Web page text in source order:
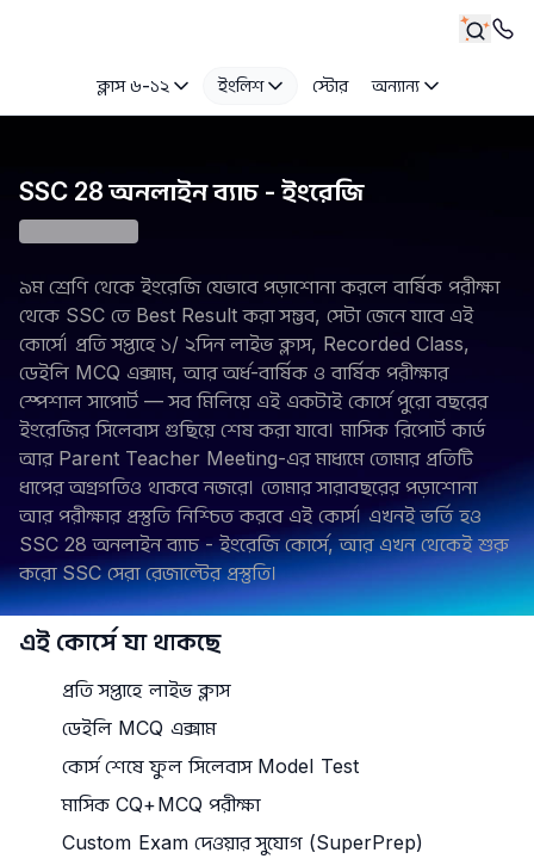
ক্লাস ৬-১২ ইংলিশ স্টোর অন্যান্য
SSC 28 অনলাইন ব্যাচ - ইংরেজি
৯ম শ্রেণি থেকে ইংরেজি যেভাবে পড়াশোনা করলে বার্ষিক পরীক্ষা
থেকে SSC তে Best Result করা সম্ভব, সেটা জেনে যাবে এই
কোর্সে। প্রতি সপ্তাহে ১/ ২দিন লাইভ ক্লাস, Recorded Class,
ডেইলি MCQ এক্সাম, আর অর্ধ-বার্ষিক ও বার্ষিক পরীক্ষার
স্পেশাল সাপোর্ট — সব মিলিয়ে এই একটাই কোর্সে পুরো বছরের
ইংরেজির সিলেবাস গুছিয়ে শেষ করা যাবে। মাসিক রিপোর্ট কার্ড
আর Parent Teacher Meeting-এর মাধ্যমে তোমার প্রতিটি
ধাপের অগ্রগতিও থাকবে নজরে। তোমার সারাবছরের পড়াশোনা
আর পরীক্ষার প্রস্তুতি নিশ্চিত করবে এই কোর্স। এখনই ভর্তি হও
SSC 28 অনলাইন ব্যাচ - ইংরেজি কোর্সে, আর এখন থেকেই শুরু
করো SSC সেরা রেজাল্টের প্রস্তুতি।
এই কোর্সে যা থাকছে
প্রতি সপ্তাহে লাইভ ক্লাস
ডেইলি MCQ এক্সাম
কোর্স শেষে ফুল সিলেবাস Model Test
মাসিক CQ+MCQ পরীক্ষা
Custom Exam দেওয়ার সুযোগ (SuperPrep)